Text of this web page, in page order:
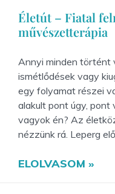
Életút – Fiatal
művészetterápia
Annyi minden történt
ismétlődések vagy
egy folyamat részei
alakult pont úgy, pont
vagyok én? Az
nézzünk rá. Leperg
ELOLVASOM »